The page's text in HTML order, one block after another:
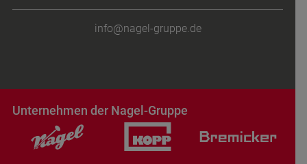
Instagram
Verhaltenskodex
Cookie-Einwilligung
info@nagel-gruppe.de
Unternehmen der Nagel-Gruppe